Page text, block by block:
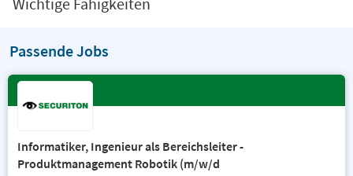
Passende Jobs
Informatiker, Ingenieur als Bereichsleiter -
Produktmanagement Robotik (m/w/d